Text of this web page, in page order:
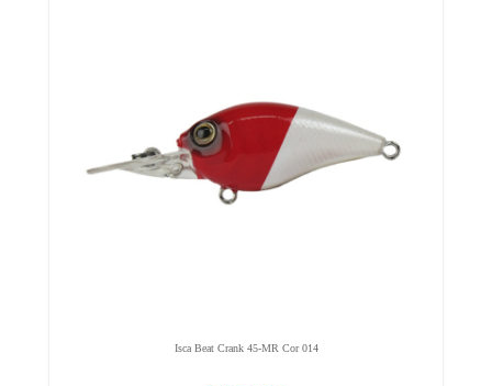
Isca Beat Crank 45-MR Cor 014